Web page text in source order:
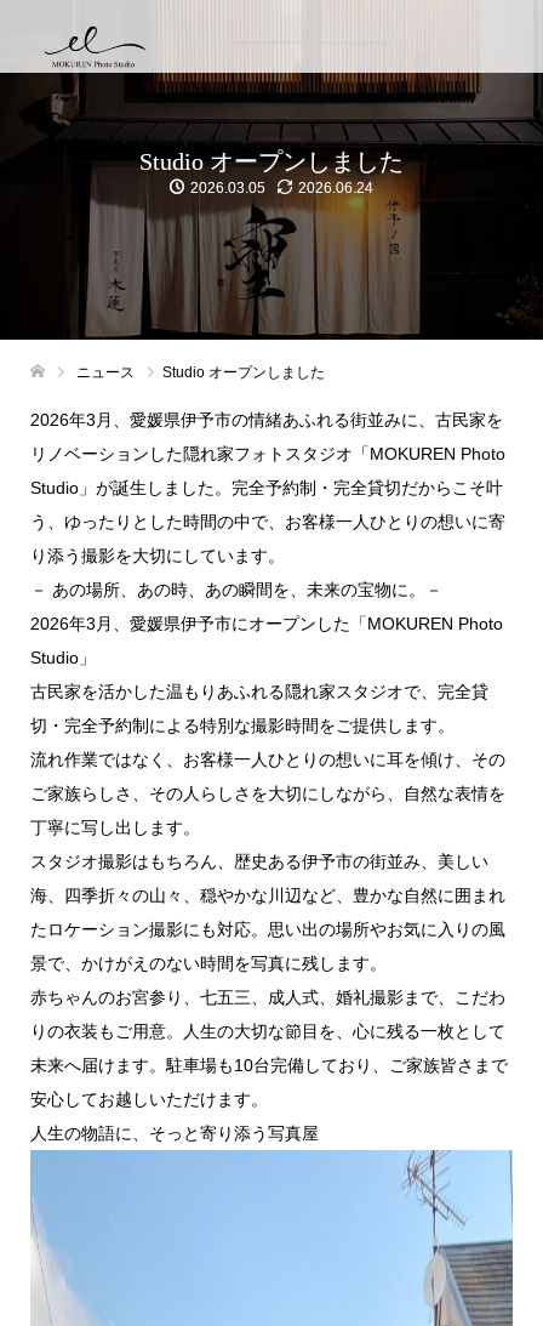
Studio オープンしました
2026.03.05 2026.06.24
ニュース Studio オープンしました
2026年3月、愛媛県伊予市の情緒あふれる街並みに、古民家を
リノベーションした隠れ家フォトスタジオ「MOKUREN Photo
Studio」が誕生しました。完全予約制・完全貸切だからこそ叶
う、ゆったりとした時間の中で、お客様一人ひとりの想いに寄
り添う撮影を大切にしています。
－ あの場所、あの時、あの瞬間を、未来の宝物に。－
2026年3月、愛媛県伊予市にオープンした「MOKUREN Photo
Studio」
古民家を活かした温もりあふれる隠れ家スタジオで、完全貸
切・完全予約制による特別な撮影時間をご提供します。
流れ作業ではなく、お客様一人ひとりの想いに耳を傾け、その
ご家族らしさ、その人らしさを大切にしながら、自然な表情を
丁寧に写し出します。
スタジオ撮影はもちろん、歴史ある伊予市の街並み、美しい
海、四季折々の山々、穏やかな川辺など、豊かな自然に囲まれ
たロケーション撮影にも対応。思い出の場所やお気に入りの風
景で、かけがえのない時間を写真に残します。
赤ちゃんのお宮参り、七五三、成人式、婚礼撮影まで、こだわ
りの衣装もご用意。人生の大切な節目を、心に残る一枚として
未来へ届けます。駐車場も10台完備しており、ご家族皆さまで
安心してお越しいただけます。
人生の物語に、そっと寄り添う写真屋